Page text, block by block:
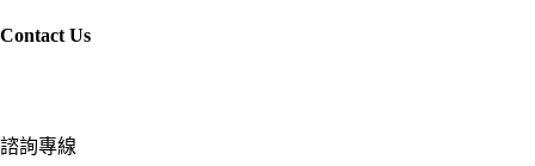
Contact Us
諮詢專線